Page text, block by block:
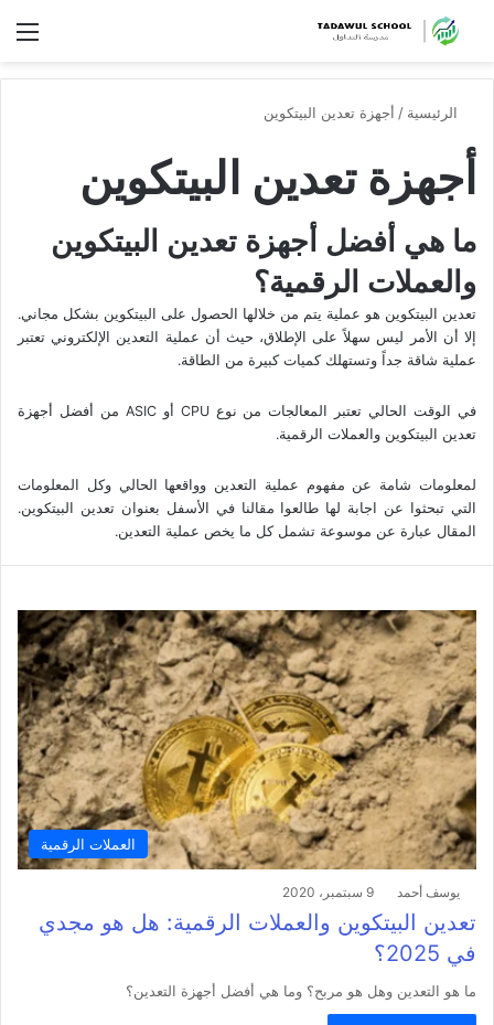
الرئيسية / أجهزة تعدين البيتكوين
أجهزة تعدين البيتكوين
ما هي أفضل أجهزة تعدين البيتكوين
والعملات الرقمية؟
تعدين البيتكوين هو عملية يتم من خلالها الحصول على البيتكوين بشكل مجاني.
إلا أن الأمر ليس سهلاً على الإطلاق، حيث أن عملية التعدين الإلكتروني تعتبر
عملية شاقة جداً وتستهلك كميات كبيرة من الطاقة.
في الوقت الحالي تعتبر المعالجات من نوع CPU أو ASIC من أفضل أجهزة
تعدين البيتكوين والعملات الرقمية.
لمعلومات شامة عن مفهوم عملية التعدين وواقعها الحالي وكل المعلومات
التي تبحثوا عن اجابة لها طالعوا مقالنا في الأسفل بعنوان تعدين البيتكوين.
المقال عبارة عن موسوعة تشمل كل ما يخص عملية التعدين.
العملات الرقمية
يوسف أحمد 9 سبتمبر، 2020
تعدين البيتكوين والعملات الرقمية: هل هو مجدي
في 2025؟
ما هو التعدين وهل هو مربح؟ وما هي أفضل أجهزة التعدين؟